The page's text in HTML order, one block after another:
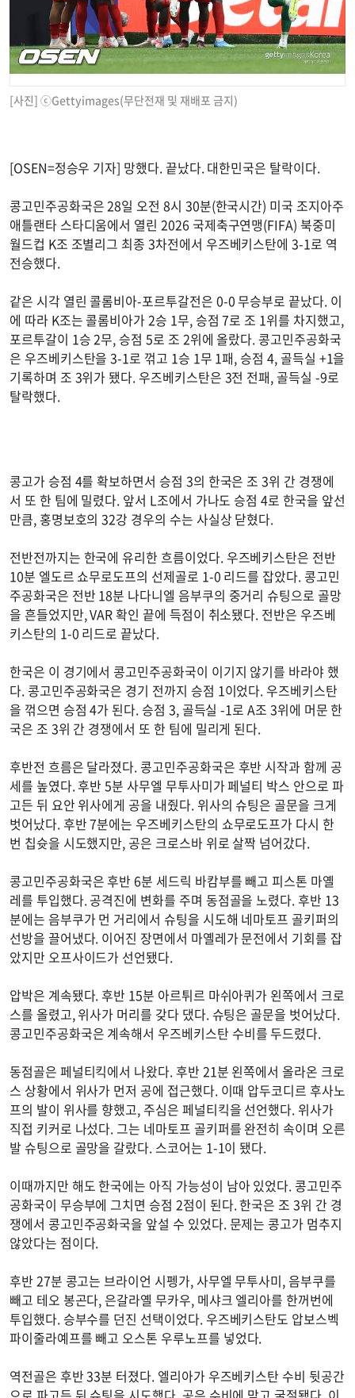
[사진] ⓒGettyimages(무단전재 및 재배포 금지)
[OSEN=정승우 기자] 망했다. 끝났다. 대한민국은 탈락이다.
콩고민주공화국은 28일 오전 8시 30분(한국시간) 미국 조지아주
애틀랜타 스타디움에서 열린 2026 국제축구연맹(FIFA) 북중미
월드컵 K조 조별리그 최종 3차전에서 우즈베키스탄에 3-1로 역
전승했다.
같은 시각 열린 콜롬비아-포르투갈전은 0-0 무승부로 끝났다. 이
에 따라 K조는 콜롬비아가 2승 1무, 승점 7로 조 1위를 차지했고,
포르투갈이 1승 2무, 승점 5로 조 2위에 올랐다. 콩고민주공화국
은 우즈베키스탄을 3-1로 꺾고 1승 1무 1패, 승점 4, 골득실 +1을
기록하며 조 3위가 됐다. 우즈베키스탄은 3전 전패, 골득실 -9로
탈락했다.
콩고가 승점 4를 확보하면서 승점 3의 한국은 조 3위 간 경쟁에
서 또 한 팀에 밀렸다. 앞서 L조에서 가나도 승점 4로 한국을 앞선
만큼, 홍명보호의 32강 경우의 수는 사실상 닫혔다.
전반전까지는 한국에 유리한 흐름이었다. 우즈베키스탄은 전반
10분 엘도르 쇼무로도프의 선제골로 1-0 리드를 잡았다. 콩고민
주공화국은 전반 18분 나다니엘 음부쿠의 중거리 슈팅으로 골망
을 흔들었지만, VAR 확인 끝에 득점이 취소됐다. 전반은 우즈베
키스탄의 1-0 리드로 끝났다.
한국은 이 경기에서 콩고민주공화국이 이기지 않기를 바라야 했
다. 콩고민주공화국은 경기 전까지 승점 1이었다. 우즈베키스탄
을 꺾으면 승점 4가 된다. 승점 3, 골득실 -1로 A조 3위에 머문 한
국은 조 3위 간 경쟁에서 또 한 팀에 밀리게 된다.
후반전 흐름은 달라졌다. 콩고민주공화국은 후반 시작과 함께 공
세를 높였다. 후반 5분 사무엘 무투사미가 페널티 박스 안으로 파
고든 뒤 요안 위사에게 공을 내줬다. 위사의 슈팅은 골문을 크게
벗어났다. 후반 7분에는 우즈베키스탄의 쇼무로도프가 다시 한
번 칩슛을 시도했지만, 공은 크로스바 위로 살짝 넘어갔다.
콩고민주공화국은 후반 6분 세드릭 바캄부를 빼고 피스톤 마옐
레를 투입했다. 공격진에 변화를 주며 동점골을 노렸다. 후반 13
분에는 음부쿠가 먼 거리에서 슈팅을 시도해 네마토프 골키퍼의
선방을 끌어냈다. 이어진 장면에서 마옐레가 문전에서 기회를 잡
았지만 오프사이드가 선언됐다.
압박은 계속됐다. 후반 15분 아르튀르 마쉬아퀴가 왼쪽에서 크로
스를 올렸고, 위사가 머리를 갖다 댔다. 슈팅은 골문을 벗어났다.
콩고민주공화국은 계속해서 우즈베키스탄 수비를 두드렸다.
동점골은 페널티킥에서 나왔다. 후반 21분 왼쪽에서 올라온 크로
스 상황에서 위사가 먼저 공에 접근했다. 이때 압두코디르 후사노
프의 발이 위사를 향했고, 주심은 페널티킥을 선언했다. 위사가
직접 키커로 나섰다. 그는 네마토프 골키퍼를 완전히 속이며 오른
발 슈팅으로 골망을 갈랐다. 스코어는 1-1이 됐다.
이때까지만 해도 한국에는 아직 가능성이 남아 있었다. 콩고민주
공화국이 무승부에 그치면 승점 2점이 된다. 한국은 조 3위 간 경
쟁에서 콩고민주공화국을 앞설 수 있었다. 문제는 콩고가 멈추지
않았다는 점이다.
후반 27분 콩고는 브라이언 시펭가, 사무엘 무투사미, 음부쿠를
빼고 테오 봉곤다, 은갈라옐 무카우, 메샤크 엘리아를 한꺼번에
투입했다. 승부수를 던진 선택이었다. 우즈베키스탄도 압보스벡
파이줄라예프를 빼고 오스톤 우루노프를 넣었다.
역전골은 후반 33분 터졌다. 엘리아가 우즈베키스탄 수비 뒷공간